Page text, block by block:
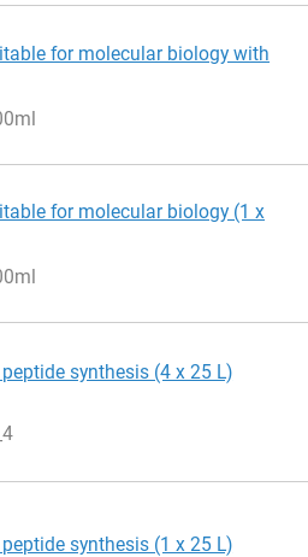
for molecular biology with
for molecular biology (1 x
synthesis (4 x 25 L)
synthesis (1 x 25 L)